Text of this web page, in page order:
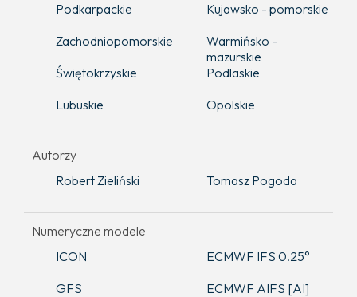
Podkarpackie
Kujawsko - pomorskie
Zachodniopomorskie
Warmińsko -
mazurskie
Świętokrzyskie
Podlaskie
Lubuskie
Opolskie
Autorzy
Robert Zieliński
Tomasz Pogoda
Numeryczne modele
ICON
ECMWF IFS 0.25°
GFS
ECMWF AIFS [AI]